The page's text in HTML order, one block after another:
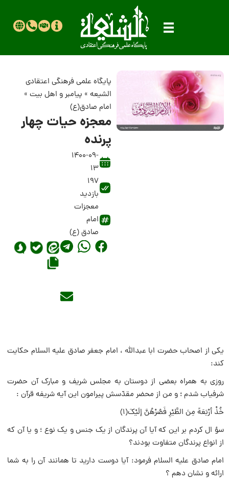
پایگاه علمی فرهنگی اعتقادی
الشیعه» پیامبر و اهل بیت»
امام صادق(ع)
معجزه حیات چهار
پرنده
1400-09-
13
197
بازدید
معجزات
امام
صادق (ع)
یکى از اصحاب حضرت ابا عبداللّه ، امام جعفر صادق علیه السلام حکایت
کند:
روزى به همراه بعضى از دوستان به مجلس شریف و مبارک آن حضرت
شرفیاب شدم ؛ و من از محضر مقدّسش پیرامون این آیه شریفه قرآن :
خُذْ أرْبَعَهً مِنَ الطَّیْرِ فَصُرْهُنَّ إلَیْکَ(۱)
سؤ ال کردم بر این که آیا آن پرندگان از یک جنس و یک نوع ؛ و یا آن که
از انواع پرندگان متفاوت بودند؟
امام صادق علیه السلام فرمود: آیا دوست دارید تا همانند آن را به شما
ارائه و نشان دهم ؟